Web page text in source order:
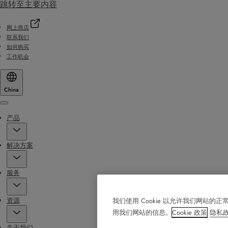
跳转至主要内容
网上商店
联系我们
如何购买
工作机会
China
Menu
产品
解决方案
服务
资源
我们使用 Cookie 以允许我们网站的正
用我们网站的信息。 Cookie 政策 隐私